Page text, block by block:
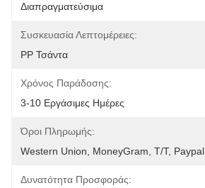
Διαπραγματεύσιμα
Συσκευασία Λεπτομέρειες:
PP Τσάντα
Χρόνος Παράδοσης:
3-10 Εργάσιμες Ημέρες
Όροι Πληρωμής:
Western Union, MoneyGram, T/T, Paypal
Δυνατότητα Προσφοράς: